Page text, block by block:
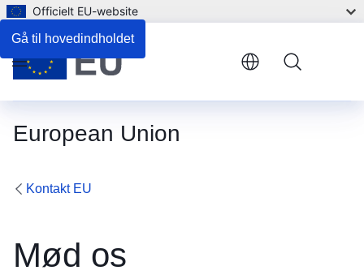
Gå til hovedindholdet
Officielt EU-website
European Union
Menu
Kontakt EU
Mød os